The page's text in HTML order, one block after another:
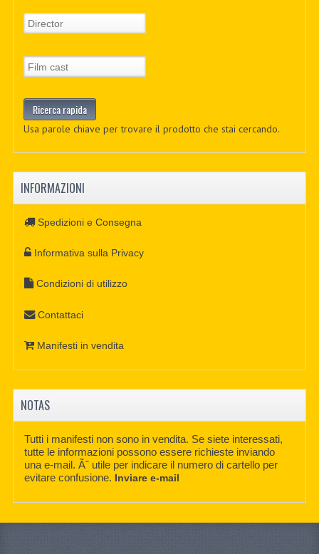
Usa parole chiave per trovare il prodotto che stai cercando.
INFORMAZIONI
Spedizioni e Consegna
Informativa sulla Privacy
Condizioni di utilizzo
Contattaci
Manifesti in vendita
NOTAS
Tutti i manifesti non sono in vendita. Se siete interessati,
tutte le informazioni possono essere richieste inviando
una e-mail. Ãˆ utile per indicare il numero di cartello per
evitare confusione. Inviare e-mail